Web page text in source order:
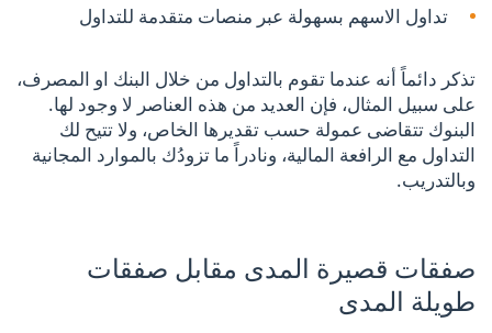
تداول الاسهم بسهولة عبر منصات متقدمة للتداول
تذكر دائماً أنه عندما تقوم بالتداول من خلال البنك او المصرف،
على سبيل المثال، فإن العديد من هذه العناصر لا وجود لها.
البنوك تتقاضى عمولة حسب تقديرها الخاص، ولا تتيح لك
التداول مع الرافعة المالية، ونادراً ما تزودُك بالموارد المجانية
وبالتدريب.
صفقات قصيرة المدى مقابل صفقات
طويلة المدى